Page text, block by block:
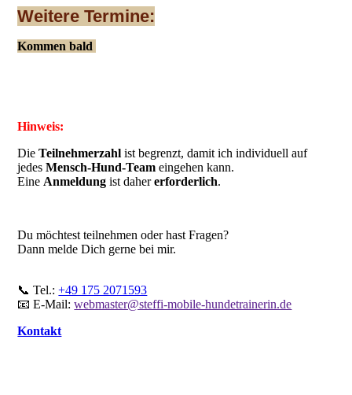
Weitere Termine:
Kommen bald
Hinweis:
DieTeilnehmerzahl ist begrenzt, damit ich individuell auf
jedesMensch-Hund-Teameingehen kann.
Eine Anmeldung ist dahererforderlich.
Du möchtest teilnehmen oder hast Fragen?
Dann melde Dich gerne bei mir.
📞 Tel.:+49 175 2071593
📧 E-Mail:webmaster@steffi-mobile-hundetrainerin.de
Kontakt